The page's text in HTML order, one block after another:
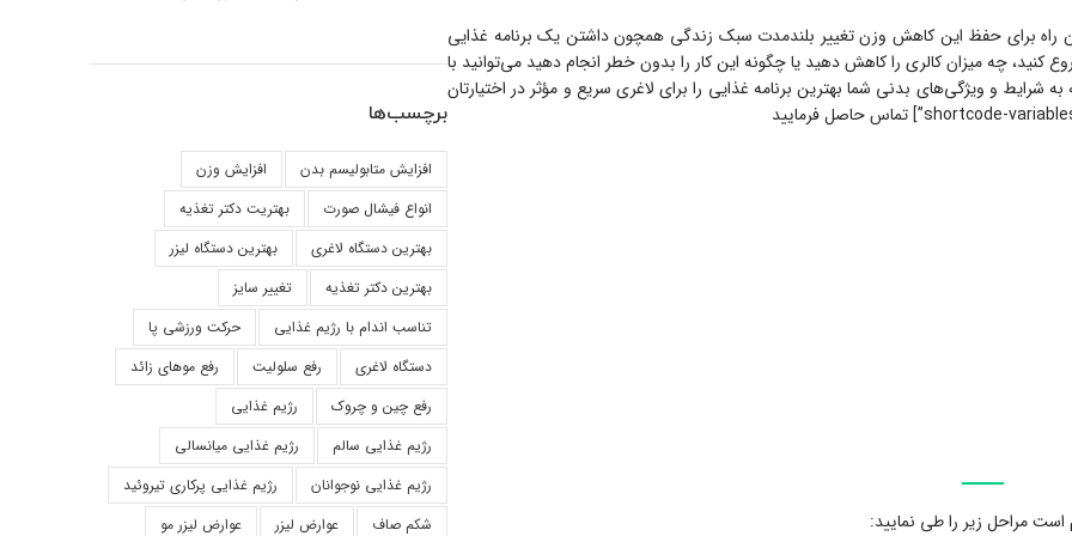
راه برای حفظ این کاهش وزن تغییر بلندمدت سبک زندگی همچون داشتن یک برنامه غذایی
چه میزان کالری را کاهش دهید یا چگونه این کار را بدون خطر انجام دهید می‌توانید با
و ویژگی‌های بدنی شما بهترین برنامه غذایی را برای لاغری سریع و مؤثر در اختیارتان
مراحل زیر را طی نمایید:
برچسب‌ها
افزایش متابولیسم بدن
افزایش وزن
انواع فیشال صورت
بهتریت دکتر تغذیه
بهترین دستگاه لاغری
بهترین دستگاه لیزر
بهترین دکتر تغذیه
تغییر سایز
تناسب اندام با رژیم غذایی
حرکت ورزشی پا
دستگاه لاغری
رفع سلولیت
رفع موهای زائد
رفع چین و چروک
رژیم غذایی
رژیم غذایی سالم
رژیم غذایی میانسالی
رژیم غذایی نوجوانان
رژیم غذایی پرکاری تیروئید
شکم صاف
عوارض لیزر عوارض لیزر مو